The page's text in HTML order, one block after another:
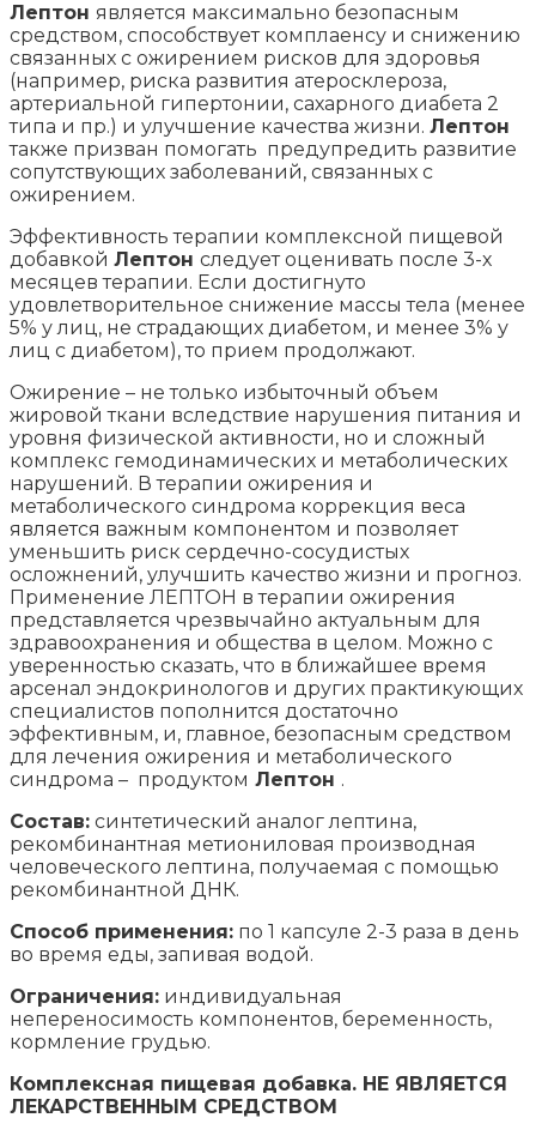
Лептон является максимально безопасным
средством, способствует комплаенсу и снижению
связанных с ожирением рисков для здоровья
(например, риска развития атеросклероза,
артериальной гипертонии, сахарного диабета 2
типа и пр.) и улучшение качества жизни. Лептон
также призван помогать предупредить развитие
сопутствующих заболеваний, связанных с
ожирением.
Эффективность терапии комплексной пищевой
добавкой Лептон следует оценивать после 3-х
месяцев терапии. Если достигнуто
удовлетворительное снижение массы тела (менее
5% у лиц, не страдающих диабетом, и менее 3% у
лиц с диабетом), то прием продолжают.
Ожирение – не только избыточный объем
жировой ткани вследствие нарушения питания и
уровня физической активности, но и сложный
комплекс гемодинамических и метаболических
нарушений. В терапии ожирения и
метаболического синдрома коррекция веса
является важным компонентом и позволяет
уменьшить риск сердечно-сосудистых
осложнений, улучшить качество жизни и прогноз.
Применение ЛЕПТОН в терапии ожирения
представляется чрезвычайно актуальным для
здравоохранения и общества в целом. Можно с
уверенностью сказать, что в ближайшее время
арсенал эндокринологов и других практикующих
специалистов пополнится достаточно
эффективным, и, главное, безопасным средством
для лечения ожирения и метаболического
синдрома – продуктом Лептон .
Состав: синтетический аналог лептина,
рекомбинантная метиониловая производная
человеческого лептина, получаемая с помощью
рекомбинантной ДНК.
Способ применения: по 1 капсуле 2-3 раза в день
во время еды, запивая водой.
Ограничения: индивидуальная
непереносимость компонентов, беременность,
кормление грудью.
Комплексная пищевая добавка. НЕ ЯВЛЯЕТСЯ
ЛЕКАРСТВЕННЫМ СРЕДСТВОМ